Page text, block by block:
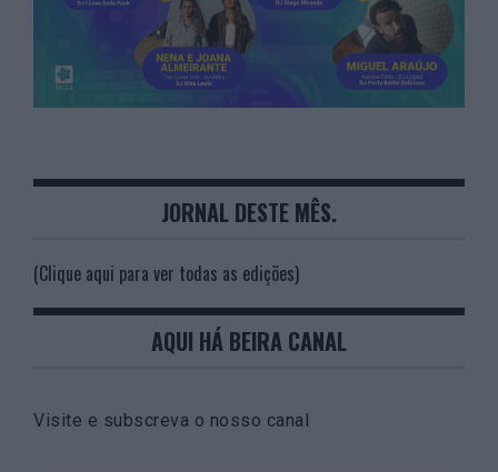
JORNAL DESTE MÊS.
(Clique aqui para ver todas as edições)
AQUI HÁ BEIRA CANAL
Visite e subscreva o nosso canal